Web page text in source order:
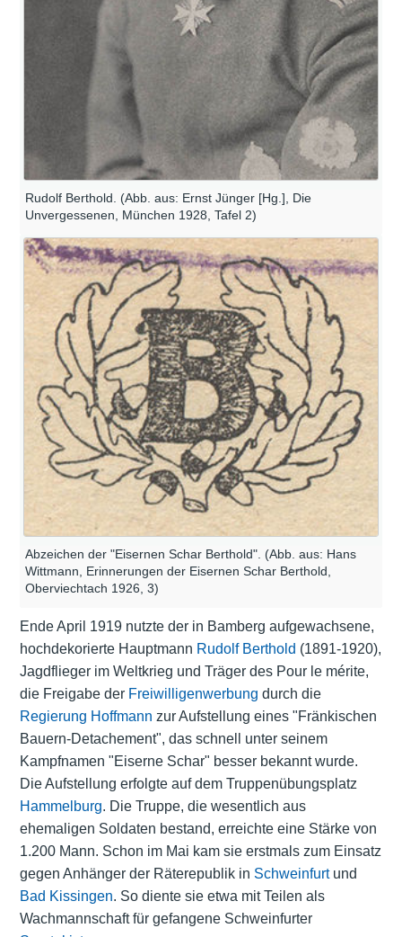
Rudolf Berthold. (Abb. aus: Ernst Jünger [Hg.], Die
Unvergessenen, München 1928, Tafel 2)
Abzeichen der "Eisernen Schar Berthold". (Abb. aus: Hans
Wittmann, Erinnerungen der Eisernen Schar Berthold,
Oberviechtach 1926, 3)
Ende April 1919 nutzte der in Bamberg aufgewachsene,
hochdekorierte Hauptmann Rudolf Berthold (1891-1920),
Jagdflieger im Weltkrieg und Träger des Pour le mérite,
die Freigabe der Freiwilligenwerbung durch die
Regierung Hoffmann zur Aufstellung eines "Fränkischen
Bauern-Detachement", das schnell unter seinem
Kampfnamen "Eiserne Schar" besser bekannt wurde.
Die Aufstellung erfolgte auf dem Truppenübungsplatz
Hammelburg. Die Truppe, die wesentlich aus
ehemaligen Soldaten bestand, erreichte eine Stärke von
1.200 Mann. Schon im Mai kam sie erstmals zum Einsatz
gegen Anhänger der Räterepublik in Schweinfurtund
Bad Kissingen. So diente sie etwa mit Teilen als
Wachmannschaft für gefangene Schweinfurter